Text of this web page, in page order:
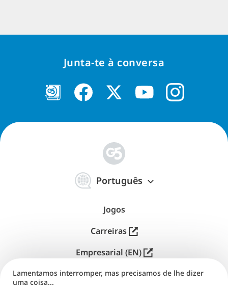
Junta-te à conversa
Português
体
中
Jogos
Carreiras
Empresarial (EN)
Distribuição (EN)
Lamentamos interromper, mas precisamos de lhe dizer
uma coisa...